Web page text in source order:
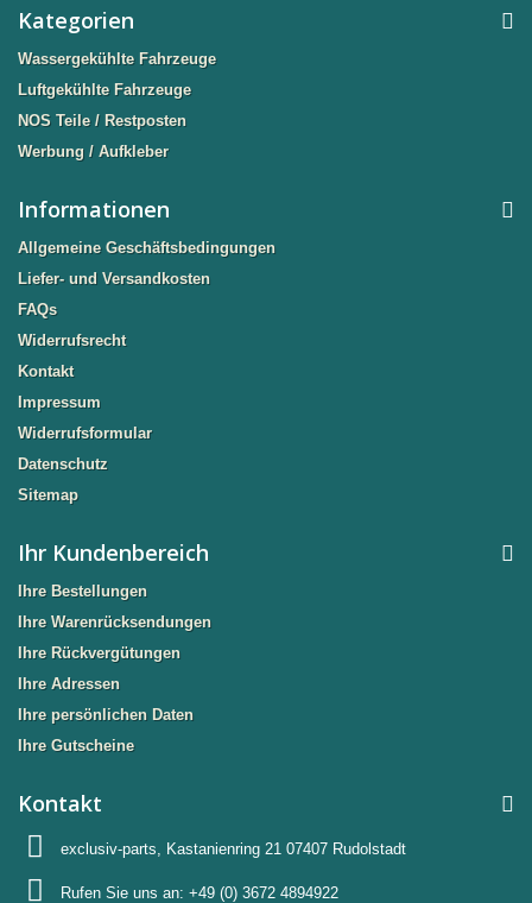
Kategorien
Wassergekühlte Fahrzeuge
Luftgekühlte Fahrzeuge
NOS Teile / Restposten
Werbung / Aufkleber
Informationen
Allgemeine Geschäftsbedingungen
Liefer- und Versandkosten
FAQs
Widerrufsrecht
Kontakt
Impressum
Widerrufsformular
Datenschutz
Sitemap
Ihr Kundenbereich
Ihre Bestellungen
Ihre Warenrücksendungen
Ihre Rückvergütungen
Ihre Adressen
Ihre persönlichen Daten
Ihre Gutscheine
Kontakt
exclusiv-parts, Kastanienring 21 07407 Rudolstadt
Rufen Sie uns an: +49 (0) 3672 4894922